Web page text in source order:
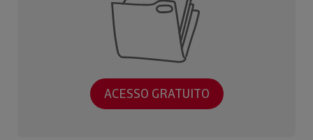
ACESSO GRATUITO